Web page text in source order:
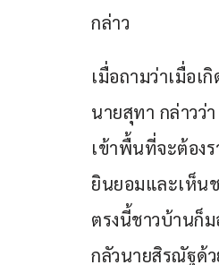
กล่าว
เมื่อถามว่าเมื่อ
นายสุทา กล่าวว่
เข้าพื้นที่จะต้อง
ยินยอมและเห็น
ตรงนี้ชาวบ้านก็ม
กลัวนายสิรณัฐด้